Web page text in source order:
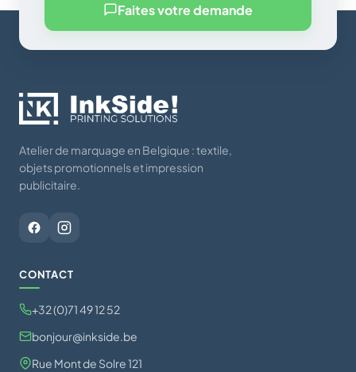
Faites votre demande
Atelier de marquage en Belgique : textile,
objets promotionnels et impression
publicitaire.
CONTACT
+32 (0)71 49 12 52
bonjour@inkside.be
Rue Mont de Solre 121